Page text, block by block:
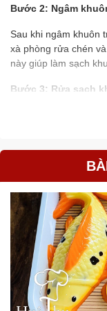
Bước 2: Ngâm
Sau khi ngâm khuôn
xà phòng rửa chén
này giúp làm sạch
Bước 3: Rửa sạch
Sau khi ngâm khuôn
khuôn lại với nước
Bạn hãy phơi khuôn
hết. Sau đó, bạn có
hong khô bằng máy
Lưu ý
Bạn nên
nhất 1 tiếng để
sạch hoàn
Bạn có thể